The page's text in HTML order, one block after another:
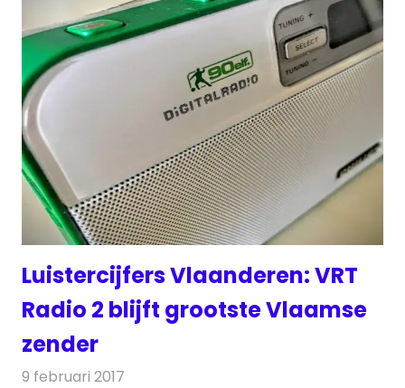
Luistercijfers Vlaanderen: VRT
Radio 2 blijft grootste Vlaamse
zender
9 februari 2017